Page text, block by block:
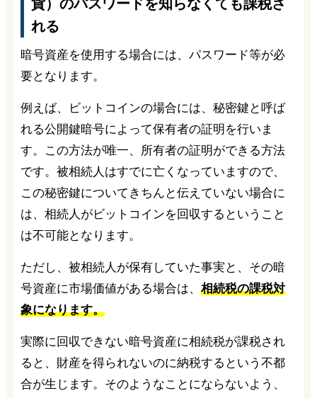
貨）のパスワードを知らなくても課税さ
れる
暗号資産を使用する場合には、パスワード等が必
要となります。
例えば、ビットコインの場合には、秘密鍵と呼ば
れる公開鍵暗号によって保有者の証明を行いま
す。この方法が唯一、所有者の証明ができる方法
です。被相続人はすでに亡くなっていますので、
この秘密鍵についてきちんと伝えていない場合に
は、相続人がビットコインを回収するということ
は不可能となります。
ただし、被相続人が保有していた事実と、その暗
号資産に市場価値がある場合は、 相続税の課税対
象になります。
実際に回収できない暗号資産に相続税が課税され
ると、財産を得られないのに納税するという不都
合が生じます。そのようなことにならないよう、